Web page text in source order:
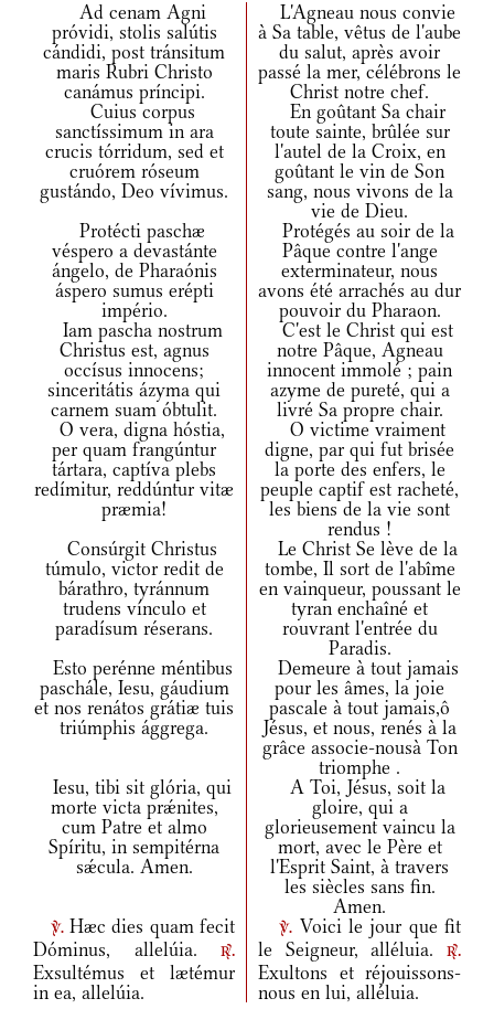
Ad cenam Agni
próvidi, stolis salútis
cándidi, post tránsitum
maris Rubri Christo
canámus príncipi.
L'Agneau nous convie
à Sa table, vêtus de l'aube
du salut, après avoir
passé la mer, célébrons le
Christ notre chef.
Cuius corpus
sanctíssimum in ara
crucis tórridum, sed et
cruórem róseum
gustándo, Deo vívimus.
En goûtant Sa chair
toute sainte, brûlée sur
l'autel de la Croix, en
goûtant le vin de Son
sang, nous vivons de la
vie de Dieu.
Protécti paschæ
véspero a devastánte
ángelo, de Pharaónis
áspero sumus erépti
império.
Protégés au soir de la
Pâque contre l'ange
exterminateur, nous
avons été arrachés au dur
pouvoir du Pharaon.
Iam pascha nostrum
Christus est, agnus
occísus innocens;
sinceritátis ázyma qui
carnem suam óbtulit.
C'est le Christ qui est
notre Pâque, Agneau
innocent immolé ; pain
azyme de pureté, qui a
livré Sa propre chair.
O vera, digna hóstia,
per quam frangúntur
tártara, captíva plebs
redímitur, reddúntur vitæ
præmia!
O victime vraiment
digne, par qui fut brisée
la porte des enfers, le
peuple captif est racheté,
les biens de la vie sont
rendus !
Consúrgit Christus
túmulo, victor redit de
bárathro, tyránnum
trudens vínculo et
paradísum réserans.
Le Christ Se lève de la
tombe, Il sort de l'abîme
en vainqueur, poussant le
tyran enchaîné et
rouvrant l'entrée du
Paradis.
Esto perénne méntibus
paschále, Iesu, gáudium
et nos renátos grátiæ tuis
triúmphis ággrega.
Demeure à tout jamais
pour les âmes, la joie
pascale à tout jamais,ô
Jésus, et nous, renés à la
grâce associe-nousà Ton
triomphe .
Iesu, tibi sit glória, qui
morte victa prǽnites,
cum Patre et almo
Spíritu, in sempitérna
sǽcula. Amen.
A Toi, Jésus, soit la
gloire, qui a
glorieusement vaincu la
mort, avec le Père et
l'Esprit Saint, à travers
les siècles sans fin.
Amen.
v.Hæc dies quam fecit
Dóminus, allelúia.
r.
Exsultémus et lætémur
in ea, allelúia.
v. Voici le jour que fit
le Seigneur, alléluia.
r.
Exultons et réjouissons-
nous en lui, alléluia.